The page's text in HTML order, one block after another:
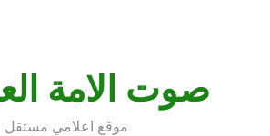
صوت الامة
موقع اعلامي مستقل